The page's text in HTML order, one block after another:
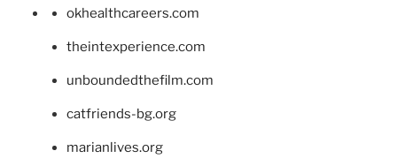
okhealthcareers.com
theintexperience.com
unboundedthefilm.com
catfriends-bg.org
marianlives.org